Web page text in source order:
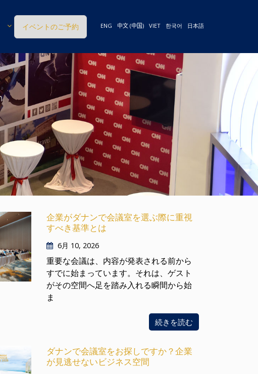
イベントのご予約 ENG 中文 (中国) VIET 한국어 日本語
企業がダナンで会議室を選ぶ際に重視
すべき基準とは
6月 10, 2026
重要な会議は、内容が発表される前から
すでに始まっています。それは、ゲスト
がその空間へ足を踏み入れる瞬間から始
ま
続きを読む
ダナンで会議室をお探しですか？企業
が見逃せないビジネス空間